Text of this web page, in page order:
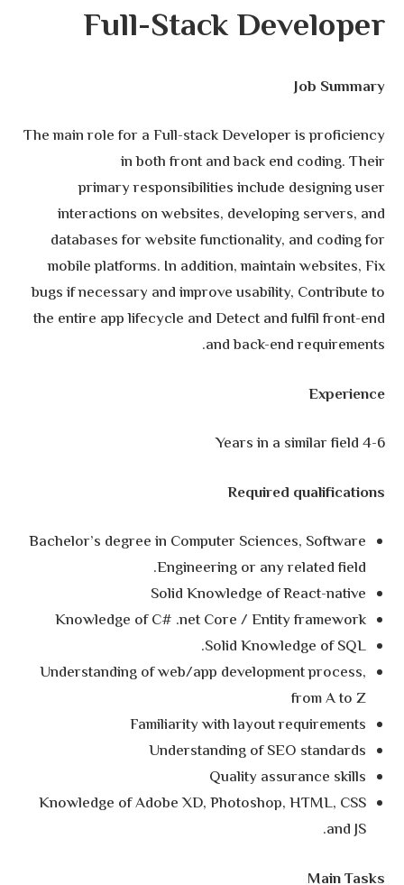
Full-Stack Developer
Job Summary
The main role for a Full-stack Developer is proficiency
in both front and back end coding. Their
primary responsibilities include designing user
interactions on websites, developing servers, and
databases for website functionality, and coding for
mobile platforms. In addition, maintain websites, Fix
bugs if necessary and improve usability, Contribute to
the entire app lifecycle and Detect and fulfil front-end
and back-end requirements.
Experience
4-6 Years in a similar field
Required qualifications
Bachelor’s degree in Computer Sciences, Software
Engineering or any related field.
Solid Knowledge of React-native
Knowledge of C# .net Core / Entity framework
Solid Knowledge of SQL.
Understanding of web/app development process,
from A to Z
Familiarity with layout requirements
Understanding of SEO standards
Quality assurance skills
Knowledge of Adobe XD, Photoshop, HTML, CSS
and JS.
Main Tasks